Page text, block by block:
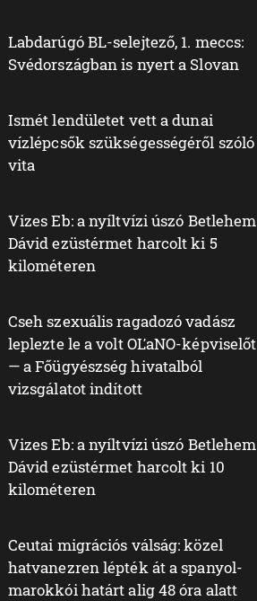
Labdarúgó BL-selejtező, 1. meccs:
Svédországban is nyert a Slovan
Ismét lendületet vett a dunai
vízlépcsők szükségességéről szóló
vita
Vizes Eb: a nyíltvízi úszó Betlehem
Dávid ezüstérmet harcolt ki 5
kilométeren
Cseh szexuális ragadozó vadász
leplezte le a volt OĽaNO-képviselőt
— a Főügyészség hivatalból
vizsgálatot indított
Vizes Eb: a nyíltvízi úszó Betlehem
Dávid ezüstérmet harcolt ki 10
kilométeren
Ceutai migrációs válság: közel
hatvanezren lépték át a spanyol-
marokkói határt alig 48 óra alatt